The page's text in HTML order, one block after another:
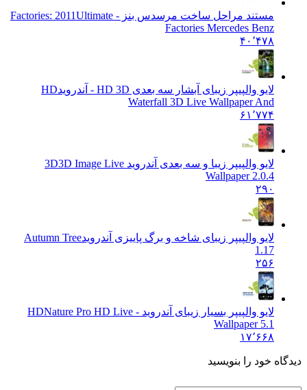
مستند مراحل ساخت مرسدس بنز - Factories: 2011 Ultimate
Factories Mercedes Benz
۴۰٬۴۷۸
لایو والپیپر زیبای آبشار سه بعدی HD 3D - آندروید
HD
Waterfall 3D Live Wallpaper And
۶۱٬۷۷۴
لایو والپیپر زیبا و سه بعدی آندروید 3D 3D Image Live
Wallpaper 2.0.4
۲۹۰
لایو والپیپر زیبای شاخه و برگ پاییزی آندرویدAutumn Tree
1.17
۲۵۶
لایو والپیپر بسیار زیبای آندروید - HD Nature Pro HD Live
Wallpaper 5.1
۱۷٬۶۶۸
دیدگاه خود را بنویسید